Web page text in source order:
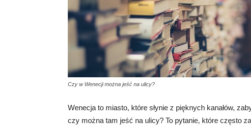
Czy w Wenecji można jeść na ulicy?
Wenecja to miasto, które słynie z pięknych kanałów,
czy można tam jeść na ulicy? To pytanie, które często